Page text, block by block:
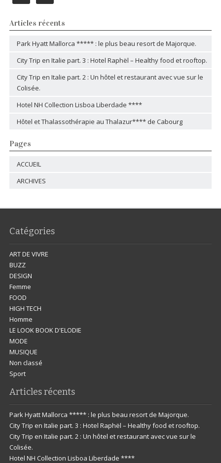
Articles récents
Park Hyatt Mallorca ***** : le plus beau resort de Majorque.
City Trip en Italie part. 3 : Hotel Raphël – Healthy food et rooftop.
City Trip en Italie part. 2 : Un hôtel et restaurant avec vue sur le
Colisée.
Hotel NH Collection Lisboa Liberdade ****
Hôtel et Thalassothérapie au Thalazur**** de Cabourg
Pages
ACCUEIL
ARCHIVES
Catégories
ART DE VIVRE
BUZZ
DESIGN
Femme
FOOD
HIGH TECH
Homme
LE LOOK BOOK D'ELODIE
MODE
MUSIQUE
Non classé
Sport
Articles récents
Park Hyatt Mallorca ***** : le plus beau resort de Majorque.
City Trip en Italie part. 3 : Hotel Raphël – Healthy food et rooftop.
City Trip en Italie part. 2 : Un hôtel et restaurant avec vue sur le
Colisée.
Hotel NH Collection Lisboa Liberdade ****